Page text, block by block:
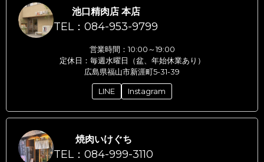
池口精肉店 本店
TEL：084-953-9799
営業時間：10:00～19:00
定休日：毎週水曜日（盆、年始休業あり）
広島県福山市新涯町5-31-39
LINE Instagram
焼肉いけぐち
TEL：084-999-3110